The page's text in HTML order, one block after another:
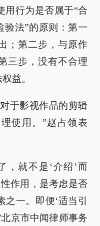
用行为是否属于“合
验法”的原则：第一
；第二步，与原作
三步，没有不合理
益。
于影视作品的剪辑
使用。”赵占领表
，就不是‘介绍’而
作用，是考虑是否
一。即便‘适当引
京市中闻律师事务